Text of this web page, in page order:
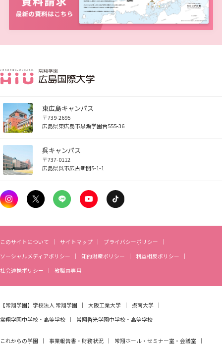
学生図書委員の活動
よくある質問
図書館だより『Library News』
お知らせ
自然災害時等の図書館の閉館について
東広島キャンパス
〒739-2695
広島県東広島市黒瀬学園台555-36
呉キャンパス
〒737-0112
広島県呉市広古新開5-1-1
このサイトについて サイトマップ
プライバシーポリシー
ソーシャルメディアポリシー
知的財産ポリシー
利益相反ポリシー
社会連携ポリシー
教職員専用
【常翔学園】 学校法人 常翔学園 大阪工業大学
摂南大学
常翔学園中学校・高等学校
常翔啓光学園中学校・高等学校
これからの学園 事業報告書・財務状況 常翔ホール・セミナー室・会議室